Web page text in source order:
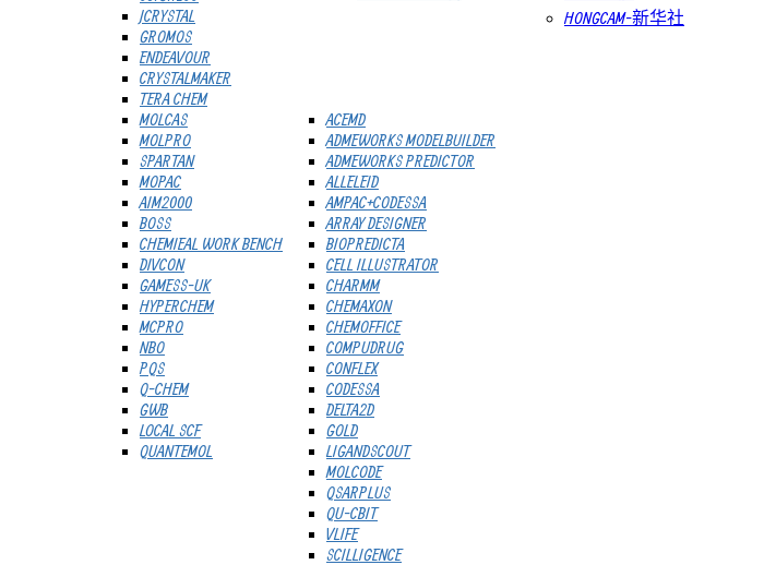
JCRYSTAL
GROMOS
ENDEAVOUR
CRYSTALMAKER
TERA CHEM
MOLCAS
MOLPRO
SPARTAN
MOPAC
AIM2000
BOSS
CHEMIEAL WORK BENCH
DIVCON
GAMESS-UK
HYPERCHEM
MCPRO
NBO
PQS
Q-CHEM
GWB
LOCAL SCF
QUANTEMOL
ACEMD
ADMEWORKS MODELBUILDER
ADMEWORKS PREDICTOR
ALLELEID
AMPAC+CODESSA
ARRAY DESIGNER
BIOPREDICTA
CELL ILLUSTRATOR
CHARMM
CHEMAXON
CHEMOFFICE
COMPUDRUG
CONFLEX
CODESSA
DELTA2D
GOLD
LIGANDSCOUT
MOLCODE
QSARPLUS
QU-CBIT
VLIFE
SCILLIGENCE
HONGCAM-新华社